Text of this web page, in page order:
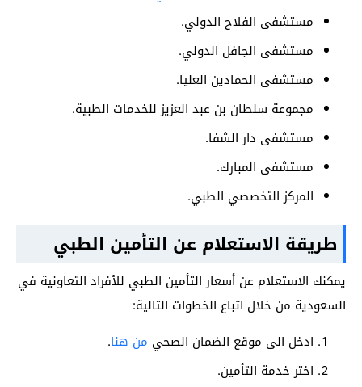
مستشفى الفلاح الدولي.
مستشفى الجافل الدولي.
مستشفى الحمادين العليا.
مجموعة سلطان بن عبد العزيز للخدمات الطبية.
مستشفى دار الشفا.
مستشفى المبارك.
المركز التخصصي الطبي.
طريقة الاستعلام عن التأمين الطبي
يمكنك الاستعلام عن أسعار التأمين الطبي للأفراد التعاونية في
السعودية من خلال اتباع الخطوات التالية:
ادخل الى موقع الضمان الصحي من هنا.
اختر خدمة التأمين.